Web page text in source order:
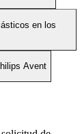
en los
Avent